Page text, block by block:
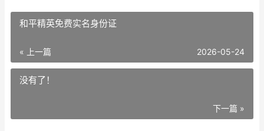
和平精英免费实名身份证
« 上一篇 2026-05-24
没有了！
下一篇 »